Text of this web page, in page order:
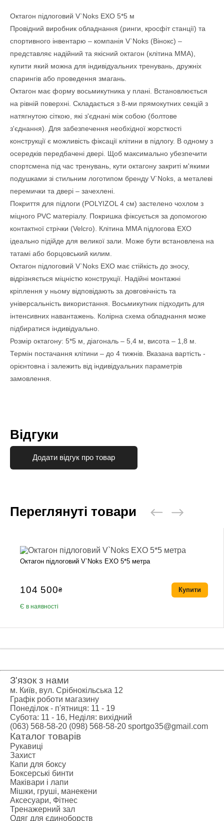
Октагон підлоговий V`Noks EXO 5*5 м
Провідний виробник обладнання (ринги, кросфіт станції) та
спортивного інвентарю – компанія V`Noks (Вінокс) –
представляє надійний та якісний октагон (клітина MMA),
купити який можна для індивідуальних тренувань, дружніх
спарингів або проведення змагань.
Октагон має форму восьмикутника у плані. Встановлюється
на рівній поверхні. Складається з 8-ми прямокутних секцій з
натягнутою сіткою, які з'єднані між собою (болтове
з'єднання). Для забезпечення необхідної жорсткості
конструкції є можливість фіксації клітини в підлогу. В одному з
осередків передбачені двері. Щоб максимально убезпечити
спортсмена під час тренувань, кути октагону закриті м'якими
подушками зі стильним логотипом бренду V`Noks, а металеві
перемички та двері – зачехлені.
Покриття для підлоги (POLYIZOL 4 см) застелено чохлом з
міцного PVC матеріалу. Покришка фіксується за допомогою
контактної стрічки (Velcro). Клітина MMA підлогова EXO
ідеально підійде для великої зали. Може бути встановлена на
татамі або борцовський килим.
Октагон підлоговий V`Noks EXO має стійкість до зносу,
відрізняється міцністю конструкції. Надійні монтажні
кріплення у ньому відповідають за довговічність та
універсальність використання. Восьмикутник підходить для
інтенсивних навантажень. Колірна схема обладнання може
підбиратися індивідуально.
Розмір октагону: 5*5 м, діагональ – 5,4 м, висота – 1,8 м.
Термін постачання клітини – до 4 тижнів. Вказана вартість -
орієнтовна і залежить від індивідуальних параметрів
замовлення.
Відгуки
Додати відгук про товар
Переглянуті товари
Октагон підлоговий V`Noks EXO 5*5 метра
104 500₴
Є в наявності
Купити
З'язок з нами
м. Київ, вул. Срібнокільська 12
Графік роботи магазину
Понеділок - п'ятниця: 11 - 19
Субота: 11 - 16, Неділя: вихідний
(063) 568-58-20 (098) 568-58-20 sportgo35@gmail.com
Каталог товарів
Рукавиці
Захист
Капи для боксу
Боксерські бинти
Маківари і лапи
Мішки, груші, манекени
Аксесуари, Фітнес
Тренажерний зал
Одяг для єдиноборств